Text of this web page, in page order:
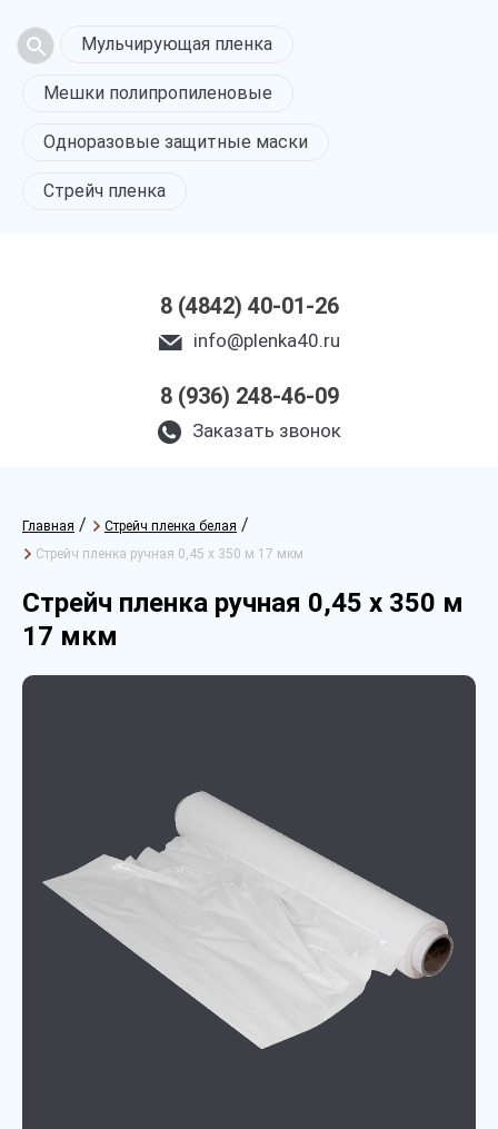
Мульчирующая пленка
Мешки полипропиленовые
Одноразовые защитные маски
Стрейч пленка
8 (4842) 40-01-26
info@plenka40.ru
8 (936) 248-46-09
Заказать звонок
Главная / Стрейч пленка белая /
Стрейч пленка ручная 0,45 х 350 м 17 мкм
Стрейч пленка ручная 0,45 х 350 м
17 мкм